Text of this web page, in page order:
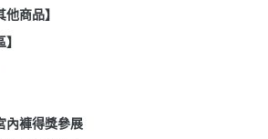
他商品】
內褲得獎參展